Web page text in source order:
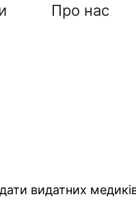
Про нас
видатних